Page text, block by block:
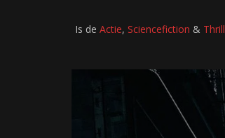
Is de Actie, Sciencefiction &